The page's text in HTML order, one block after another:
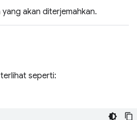
akan diterjemahkan.
terlihat seperti: